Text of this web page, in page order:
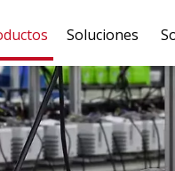
Soluciones